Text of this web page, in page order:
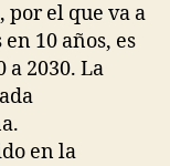
el que va a
10 años, es
a 2030. La
en la